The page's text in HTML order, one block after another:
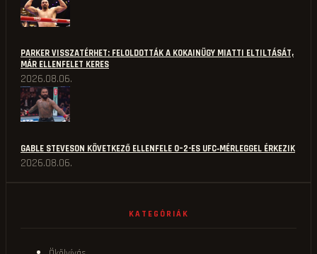
PARKER VISSZATÉRHET: FELOLDOTTÁK A KOKAINÜGY MIATTI ELTILTÁSÁT,
MÁR ELLENFELET KERES
2026.08.06.
GABLE STEVESON KÖVETKEZŐ ELLENFELE 0–2-ES UFC‑MÉRLEGGEL ÉRKEZIK
2026.08.06.
KATEGÓRIÁK